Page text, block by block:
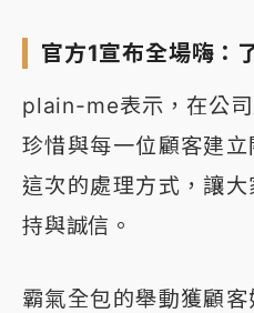
官方1宣布全場嗨：
plain-me表示，在公司
珍惜與每一位顧客建
這次的處理方式，讓
持與誠信。
霸氣全包的舉動獲顧